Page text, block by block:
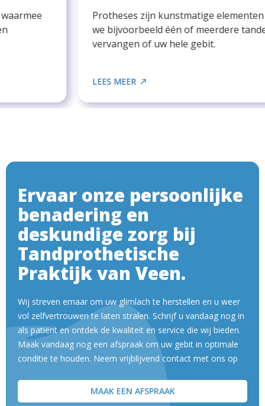
Protheses zijn kunstmatige elementen waarmee
we bijvoorbeeld één of meerdere tanden
vervangen of uw hele gebit.
Ervaar onze persoonlijke
benadering en
deskundige zorg bij
Tandprothetische
Praktijk van Veen.
Wij streven ernaar om uw glimlach te herstellen en u weer
vol zelfvertrouwen te laten stralen. Schrijf u vandaag nog in
als patiënt en ontdek de kwaliteit en service die wij bieden.
Maak vandaag nog een afspraak om uw gebit in optimale
conditie te houden. Neem vrijblijvend contact met ons op
MAAK EEN AFSPRAAK